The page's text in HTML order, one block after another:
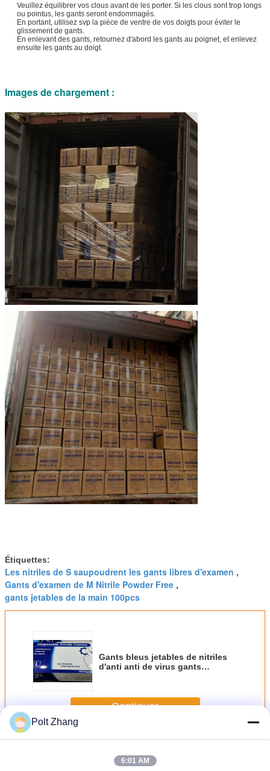
Veuillez équilibrer vos clous avant de les porter. Si les clous sont trop longs
ou pointus, les gants seront endommagés.
En portant, utilisez svp la pièce de ventre de vos doigts pour éviter le
glissement de gants.
En enlevant des gants, retournez d'abord les gants au poignet, et enlevez
ensuite les gants au doigt.
Images de chargement :
Étiquettes:
Les nitriles de S saupoudrent les gants libres d'examen ,
Gants d'examen de M Nitrile Powder Free ,
gants jetables de la main 100pcs
Gants bleus jetables de nitriles
d'anti anti de virus gants
Continuer
PlusGants jetables de main
Polt Zhang
6:01 AM